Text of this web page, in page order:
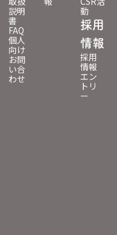
説明
書
FAQ
個人
向け
お問
い合
わせ
動
採用
情報
採用
情報
エン
トリ
ー